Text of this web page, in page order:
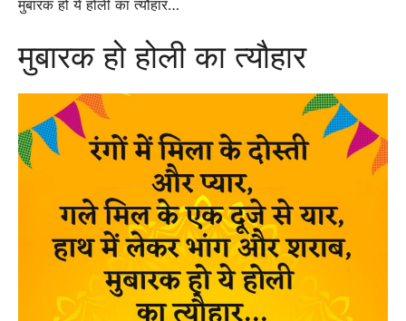
मुबारक हो ये होली का त्यौहार…
मुबारक हो होली का त्यौहार